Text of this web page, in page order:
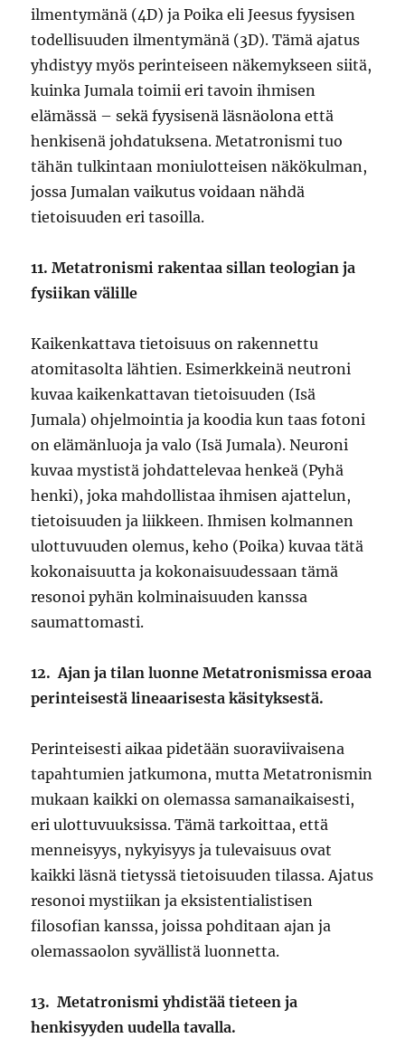
ilmentymänä (4D) ja Poika eli Jeesus fyysisen
todellisuuden ilmentymänä (3D). Tämä ajatus
yhdistyy myös perinteiseen näkemykseen siitä,
kuinka Jumala toimii eri tavoin ihmisen
elämässä – sekä fyysisenä läsnäolona että
henkisenä johdatuksena. Metatronismi tuo
tähän tulkintaan moniulotteisen näkökulman,
jossa Jumalan vaikutus voidaan nähdä
tietoisuuden eri tasoilla.
11. Metatronismi rakentaa sillan teologian ja
fysiikan välille
Kaikenkattava tietoisuus on rakennettu
atomitasolta lähtien. Esimerkkeinä neutroni
kuvaa kaikenkattavan tietoisuuden (Isä
Jumala) ohjelmointia ja koodia kun taas fotoni
on elämänluoja ja valo (Isä Jumala). Neuroni
kuvaa mystistä johdattelevaa henkeä (Pyhä
henki), joka mahdollistaa ihmisen ajattelun,
tietoisuuden ja liikkeen. Ihmisen kolmannen
ulottuvuuden olemus, keho (Poika) kuvaa tätä
kokonaisuutta ja kokonaisuudessaan tämä
resonoi pyhän kolminaisuuden kanssa
saumattomasti.
12. Ajan ja tilan luonne Metatronismissa eroaa
perinteisestä lineaarisesta käsityksestä.
Perinteisesti aikaa pidetään suoraviivaisena
tapahtumien jatkumona, mutta Metatronismin
mukaan kaikki on olemassa samanaikaisesti,
eri ulottuvuuksissa. Tämä tarkoittaa, että
menneisyys, nykyisyys ja tulevaisuus ovat
kaikki läsnä tietyssä tietoisuuden tilassa. Ajatus
resonoi mystiikan ja eksistentialistisen
filosofian kanssa, joissa pohditaan ajan ja
olemassaolon syvällistä luonnetta.
13. Metatronismi yhdistää tieteen ja
henkisyyden uudella tavalla.